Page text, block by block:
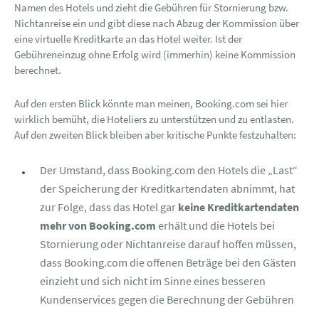
Namen des Hotels und zieht die Gebühren für Stornierung bzw.
Nichtanreise ein und gibt diese nach Abzug der Kommission über
eine virtuelle Kreditkarte an das Hotel weiter. Ist der
Gebühreneinzug ohne Erfolg wird (immerhin) keine Kommission
berechnet.
Auf den ersten Blick könnte man meinen, Booking.com sei hier
wirklich bemüht, die Hoteliers zu unterstützen und zu entlasten.
Auf den zweiten Blick bleiben aber kritische Punkte festzuhalten:
Der Umstand, dass Booking.com den Hotels die „Last“
der Speicherung der Kreditkartendaten abnimmt, hat
zur Folge, dass das Hotel gar keine Kreditkartendaten
mehr von Booking.com erhält und die Hotels bei
Stornierung oder Nichtanreise darauf hoffen müssen,
dass Booking.com die offenen Beträge bei den Gästen
einzieht und sich nicht im Sinne eines besseren
Kundenservices gegen die Berechnung der Gebühren